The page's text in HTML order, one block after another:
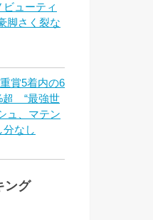
ューティ
脚さく裂な
賞5着内の6
超 “最強世
ュ、マテン
分なし
ング